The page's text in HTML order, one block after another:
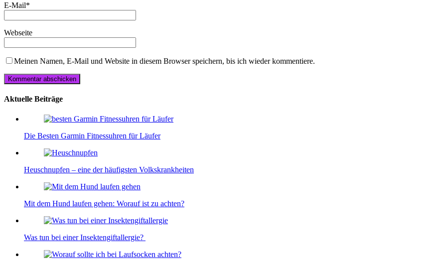
E-Mail*
Webseite
Meinen Namen, E-Mail und Website in diesem Browser speichern, bis ich wieder kommentiere.
Aktuelle Beiträge
Die Besten Garmin Fitnessuhren für Läufer
Heuschnupfen – eine der häufigsten Volkskrankheiten
Mit dem Hund laufen gehen: Worauf ist zu achten?
Was tun bei einer Insektengiftallergie?